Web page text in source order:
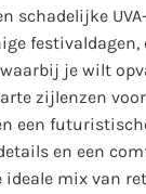
schadelijke
je wilt
zijlenzen
een
en een
ideale mix van